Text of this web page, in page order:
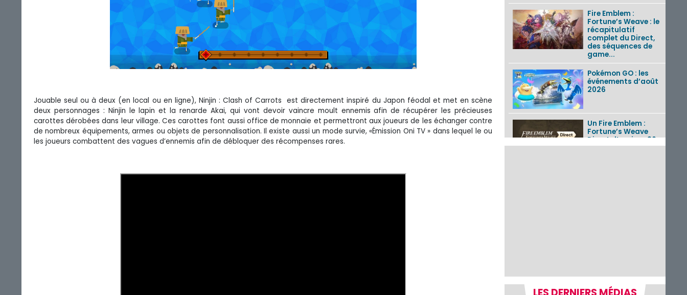
Jouable seul ou à deux (en local ou en ligne), Ninjin : Clash of Carrots est directement inspiré du Japon féodal et met en scène
deux personnages : Ninjin le lapin et la renarde Akai, qui vont devoir vaincre moult ennemis afin de récupérer les précieuses
carottes dérobées dans leur village. Ces carottes font aussi office de monnaie et permettront aux joueurs de les échanger contre
de nombreux équipements, armes ou objets de personnalisation. Il existe aussi un mode survie, «Émission Oni TV » dans lequel le ou
les joueurs combattent des vagues d’ennemis afin de débloquer des récompenses rares.
Fire Emblem :
Fortune’s Weave : le
récapitulatif
complet du Direct,
des séquences de
game...
Pokémon GO : les
événements d’août
2026
Un Fire Emblem :
Fortune’s Weave
Direct d’environ 20
minutes diffusé le 4
décembre ...